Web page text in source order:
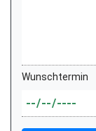
Wunschtermin